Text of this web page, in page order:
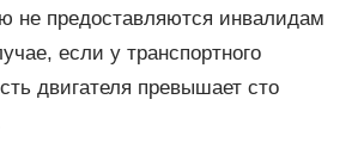
не предоставляются инвалидам
если у транспортного
двигателя превышает сто